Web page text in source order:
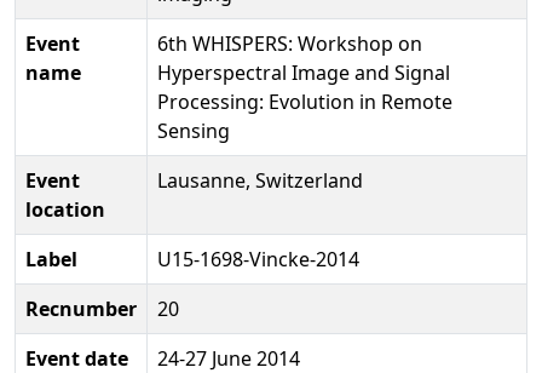
Event
name
6th WHISPERS: Workshop on
Hyperspectral Image and Signal
Processing: Evolution in Remote
Sensing
Event
location
Lausanne, Switzerland
Label
U15-1698-Vincke-2014
Recnumber
20
Event date
24-27 June 2014